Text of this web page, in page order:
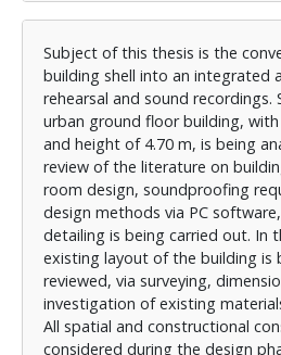
σχέση με τις αρχές τις
προδιαγραφές αναλογίας
απαιτήσεις των παράλληλα
δραστηριοτήτων, αλλά
λειτουργικό αρχιτεκτονικό
γίνεται η ανάλυση των
των αιθουσών μέσω
προσομοίωσης και
υλικά αρχιτεκτονικής
εξετάζεται σε βάθος η
ικανότητα εσωτερικά του
με τον περιβάλλοντα χώρο και
κατάλληλες διατάξεις
Subject of this thesis is the
building shell into an integrated
rehearsal and sound recordings.
urban ground floor building,
and height of 4.70 m, is being
review of the literature on
room design, soundproofing
design methods via PC
detailing is being carried out. In
existing layout of the building is
reviewed, via surveying,
investigation of existing
All spatial and constructional
considered during the design